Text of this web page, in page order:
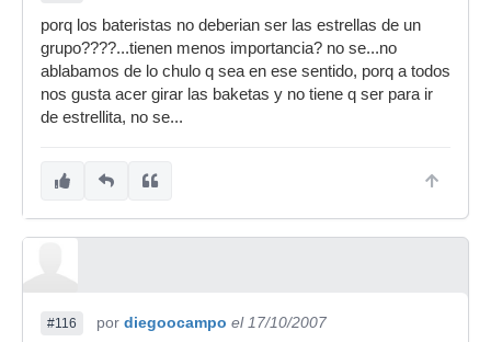
porq los bateristas no deberian ser las estrellas de un
grupo????...tienen menos importancia? no se...no
ablabamos de lo chulo q sea en ese sentido, porq a todos
nos gusta acer girar las baketas y no tiene q ser para ir
de estrellita, no se...
#116 por diegoocampo el 17/10/2007